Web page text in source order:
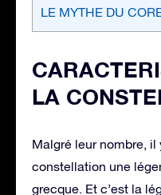
LE MYTHE DU
LA
Malgré leur nombre, il
constellation une
grecque. Et c’est la